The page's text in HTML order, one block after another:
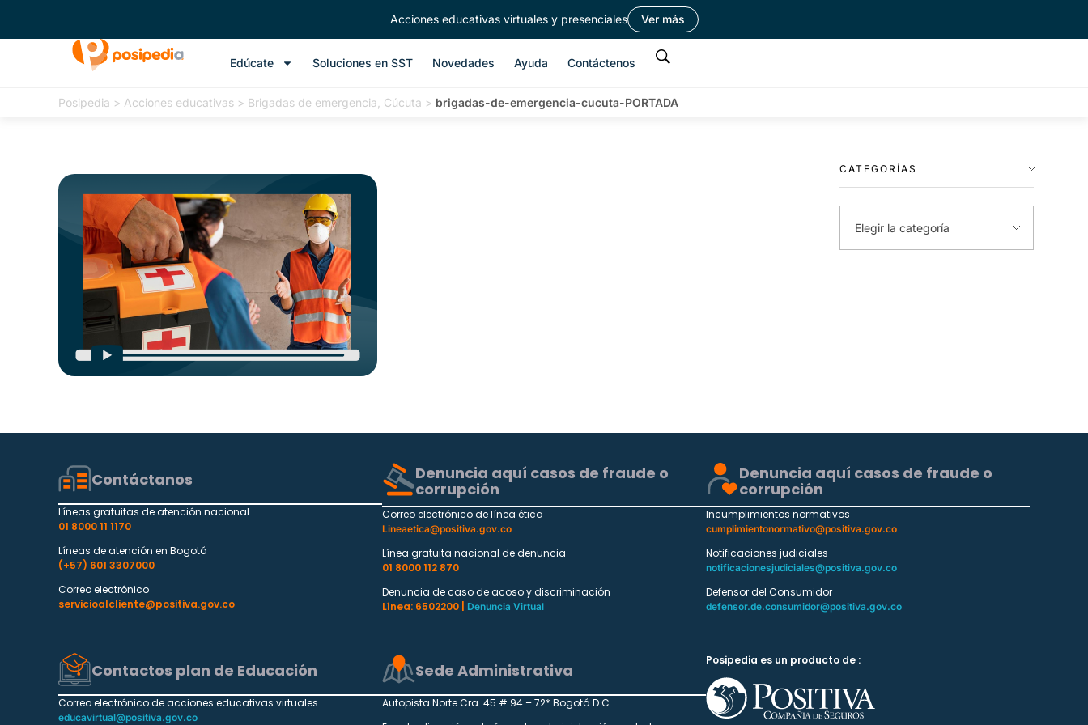
Acciones educativas virtuales y presenciales Ver más
Edúcate Soluciones en SST Novedades Ayuda Contáctenos
Posipedia > Acciones educativas > Brigadas de emergencia, Cúcuta > brigadas-de-emergencia-cucuta-PORTADA
CATEGORÍAS
Contáctanos
Líneas gratuitas de atención nacional
01 8000 11 1170
Líneas de atención en Bogotá
(+57) 601 3307000
Correo electrónico
servicioalcliente@positiva.gov.co
Denuncia aquí casos de fraude o
corrupción
Correo electrónico de línea ética
Lineaetica@positiva.gov.co
Línea gratuita nacional de denuncia
01 8000 112 870
Denuncia de caso de acoso y discriminación
Línea: 6502200 |
Denuncia Virtual
Denuncia aquí casos de fraude o
corrupción
Incumplimientos normativos
cumplimientonormativo@positiva.gov.co
Notificaciones judiciales
notificacionesjudiciales@positiva.gov.co
Defensor del Consumidor
defensor.de.consumidor@positiva.gov.co
Contactos plan de Educación
Correo electrónico de acciones educativas virtuales
educavirtual@positiva.gov.co
Sede Administrativa
Autopista Norte Cra. 45 # 94 – 72* Bogotá D.C
Posipedia es un producto de :